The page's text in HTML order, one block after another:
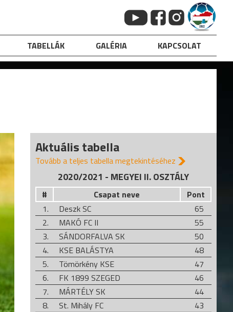
TABELLÁK GALÉRIA KAPCSOLAT
Aktuális tabella
Tovább a teljes tabella megtekintéséhez
2020/2021 - MEGYEI II. OSZTÁLY
# Csapat neve
Pont
1.
Deszk SC
65
2.
MAKÓ FC II
55
3.
SÁNDORFALVA SK
50
4.
KSE BALÁSTYA
48
5.
Tömörkény KSE
47
6.
FK 1899 SZEGED
46
7.
MÁRTÉLY SK
44
8.
St. Mihály FC
43